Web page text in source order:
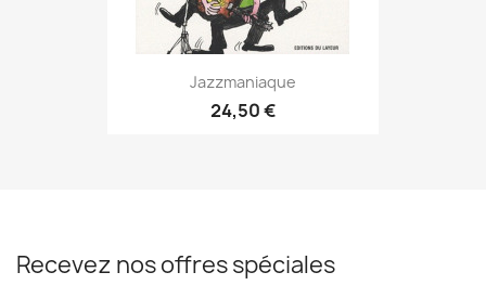
Jazzmaniaque
24,50 €
Recevez nos offres spéciales